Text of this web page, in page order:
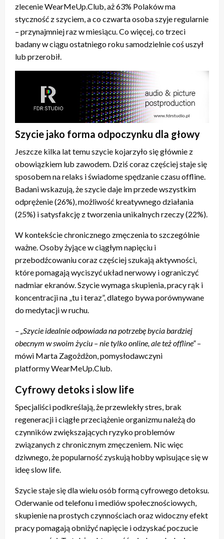
zlecenie WearMeUp.Club, aż 63% Polaków ma
styczność z szyciem, a co czwarta osoba szyje regularnie
– przynajmniej raz w miesiącu. Co więcej, co trzeci
badany w ciągu ostatniego roku samodzielnie coś uszył
lub przerobił.
Szycie jako forma odpoczynku dla głowy
Jeszcze kilka lat temu szycie kojarzyło się głównie z
obowiązkiem lub zawodem. Dziś coraz częściej staje się
sposobem na relaks i świadome spędzanie czasu offline.
Badani wskazują, że szycie daje im przede wszystkim
odprężenie (26%), możliwość kreatywnego działania
(25%) i satysfakcję z tworzenia unikalnych rzeczy (22%).
W kontekście chronicznego zmęczenia to szczególnie
ważne. Osoby żyjące w ciągłym napięciu i
przebodźcowaniu coraz częściej szukają aktywności,
które pomagają wyciszyć układ nerwowy i ograniczyć
nadmiar ekranów. Szycie wymaga skupienia, pracy rąk i
koncentracji na „tu i teraz”, dlatego bywa porównywane
do medytacji w ruchu.
– „Szycie idealnie odpowiada na potrzebę bycia bardziej
obecnym w swoim życiu – nie tylko online, ale też offline”–
mówi Marta Zagożdżon, pomysłodawczyni
platformy WearMeUp.Club.
Cyfrowy detoks i slow life
Specjaliści podkreślają, że przewlekły stres, brak
regeneracji i ciągłe przeciążenie organizmu należą do
czynników zwiększających ryzyko problemów
związanych z chronicznym zmęczeniem. Nic więc
dziwnego, że popularność zyskują hobby wpisujące się w
ideę slow life.
Szycie staje się dla wielu osób formą cyfrowego detoksu.
Oderwanie od telefonu i mediów społecznościowych,
skupienie na prostych czynnościach oraz widoczny efekt
pracy pomagają obniżyć napięcie i odzyskać poczucie